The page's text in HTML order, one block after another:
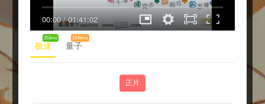
00:00/01:41:02
极速
253ms
量子
1549ms
正片